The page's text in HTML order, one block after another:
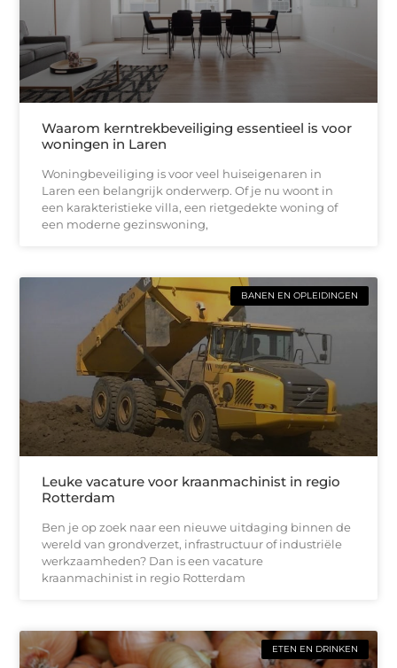
Waarom kerntrekbeveiliging essentieel is voor
woningen in Laren
Woningbeveiliging is voor veel huiseigenaren in
Laren een belangrijk onderwerp. Of je nu woont in
een karakteristieke villa, een rietgedekte woning of
een moderne gezinswoning,
BANEN EN OPLEIDINGEN
Leuke vacature voor kraanmachinist in regio
Rotterdam
Ben je op zoek naar een nieuwe uitdaging binnen de
wereld van grondverzet, infrastructuur of industriële
werkzaamheden? Dan is een vacature
kraanmachinist in regio Rotterdam
ETEN EN DRINKEN